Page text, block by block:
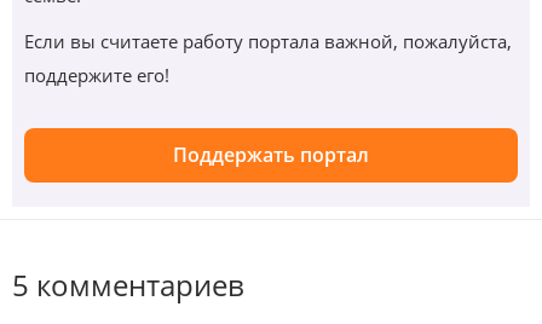
Если вы считаете работу портала важной, пожалуйста,
поддержите его!
Поддержать портал
5 комментариев